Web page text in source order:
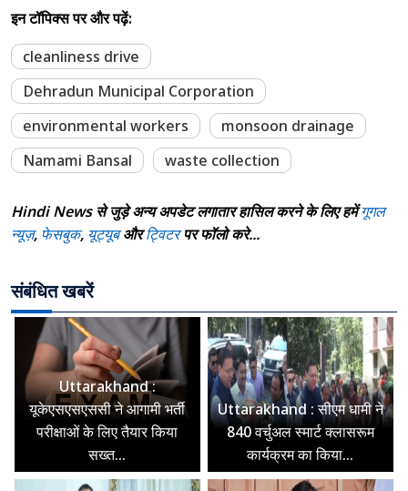
इन टॉपिक्स पर और पढ़ें:
cleanliness drive
Dehradun Municipal Corporation
environmental workers
monsoon drainage
Namami Bansal
waste collection
Hindi News से जुड़े अन्य अपडेट लगातार हासिल करने के लिए हमेंगूगल
न्यूज़, फेसबुक, यूट्यूबऔरट्विटरपर फॉलो करे...
संबंधित खबरें
Uttarakhand :
यूकेएसएसएससी ने आगामी भर्ती
परीक्षाओं के लिए तैयार किया
सख्त...
Uttarakhand : सीएम धामी ने
840 वर्चुअल स्मार्ट क्लासरूम
कार्यक्रम का किया...